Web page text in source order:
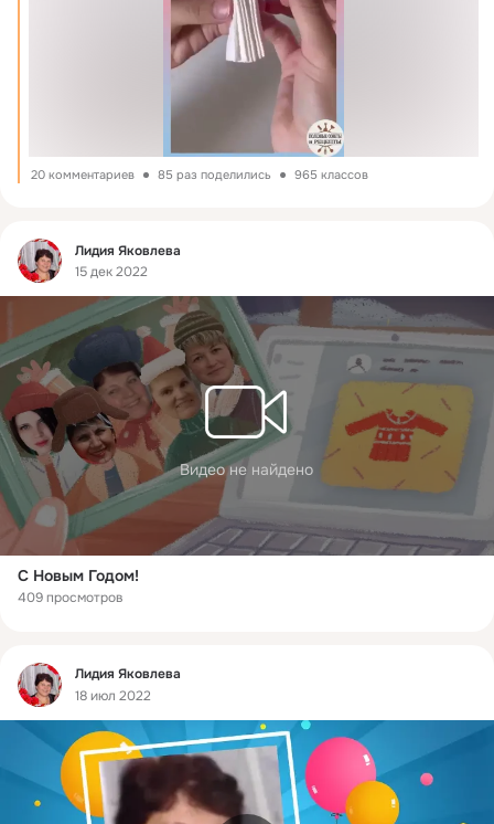
20 комментариев 85 раз поделились 965 классов
Фид
Лидия Яковлева
15 дек 2022
Видео не найдено
С Новым Годом!
409 просмотров
Фид
Лидия Яковлева
18 июл 2022